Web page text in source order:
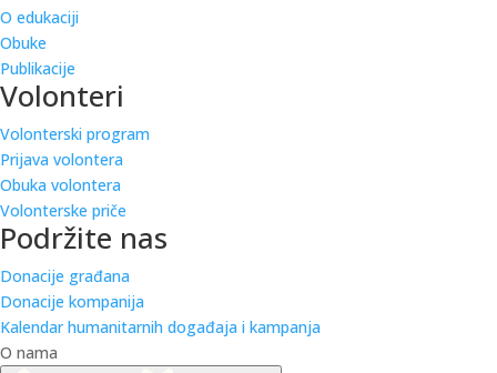
O edukaciji
Obuke
Publikacije
Volonteri
Volonterski program
Prijava volontera
Obuka volontera
Volonterske priče
Podržite nas
Donacije građana
Donacije kompanija
Kalendar humanitarnih događaja i kampanja
O nama